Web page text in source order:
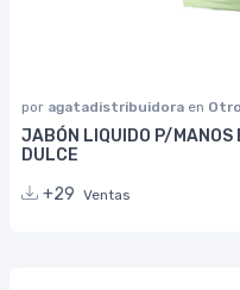
por agatadistribuidora en
JABÓN LIQUIDO P/
DULCE
+29 Ventas